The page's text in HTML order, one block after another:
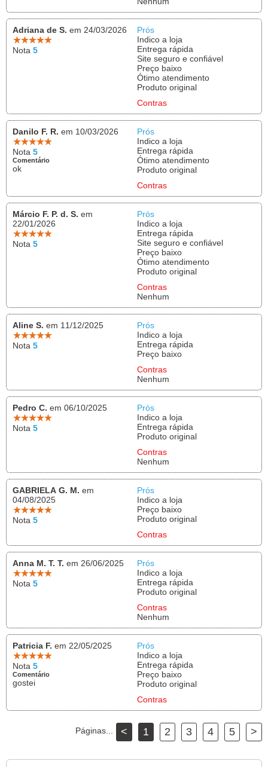
Adriana de S. em 24/03/2026
Nota 5
Prós
Indico a loja
Entrega rápida
Site seguro e confiável
Preço baixo
Ótimo atendimento
Produto original
Contras
Danilo F. R. em 10/03/2026
Nota 5
Comentário
ok
Prós
Indico a loja
Entrega rápida
Ótimo atendimento
Produto original
Contras
Márcio F. P. d. S. em
22/01/2026
Nota 5
Prós
Indico a loja
Entrega rápida
Site seguro e confiável
Preço baixo
Ótimo atendimento
Produto original
Contras
Nenhum
Aline S. em 11/12/2025
Nota 5
Prós
Indico a loja
Entrega rápida
Preço baixo
Contras
Nenhum
Pedro C. em 06/10/2025
Nota 5
Prós
Indico a loja
Entrega rápida
Produto original
Contras
Nenhum
GABRIELA G. M. em
04/08/2025
Nota 5
Prós
Indico a loja
Preço baixo
Produto original
Contras
Anna M. T. T. em 26/06/2025
Nota 5
Prós
Indico a loja
Entrega rápida
Produto original
Contras
Nenhum
Patricia F. em 22/05/2025
Nota 5
Comentário
gostei
Prós
Indico a loja
Entrega rápida
Preço baixo
Produto original
Contras
Páginas... < 1 2 3 4 5 >